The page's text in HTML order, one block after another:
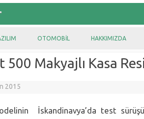
OTOMOBIL HAKKIMIZDA
Makyajlı Kasa
2015
İskandinavya’da test